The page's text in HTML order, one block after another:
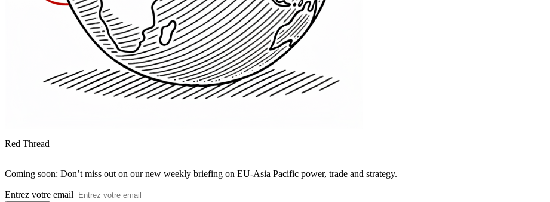
Red Thread
Coming soon: Don’t miss out on our new weekly briefing on EU-Asia Pacific power, trade and strategy.
Entrez votre email